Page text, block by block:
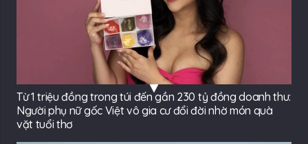
Từ 1 triệu đồng trong túi đến gần 230 tỷ đồng doanh thu:
Người phụ nữ gốc Việt vô gia cư đổi đời nhờ món quà
vặt tuổi thơ